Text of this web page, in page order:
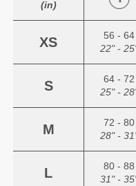
(in)
XS
56 - 64
22" -
S
64 - 72
25" -
M
72 - 80
28" -
L
80 - 88
31" -